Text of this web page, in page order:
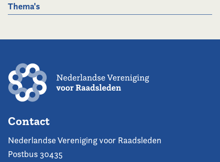
Thema's
Contact
Nederlandse Vereniging voor Raadsleden
Postbus 30435